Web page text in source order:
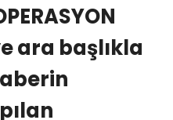
ara başlıkla